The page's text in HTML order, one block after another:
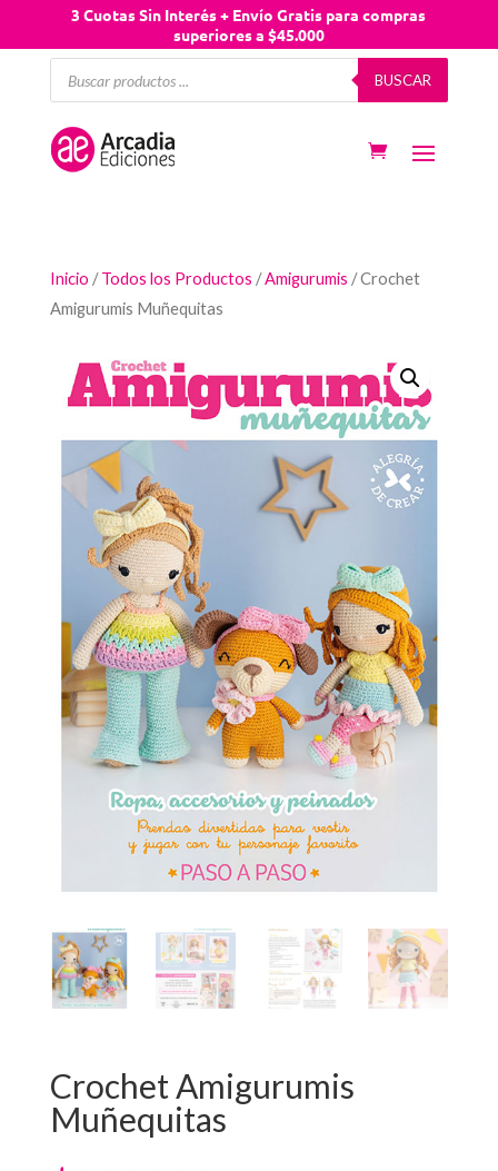
3 Cuotas Sin Interés + Envío Gratis para compras
superiores a $45.000
Búsqueda
productos
BUSCAR
Inicio /Todos los Productos /Amigurumis / Crochet
Amigurumis Muñequitas
Crochet Amigurumis
Muñequitas